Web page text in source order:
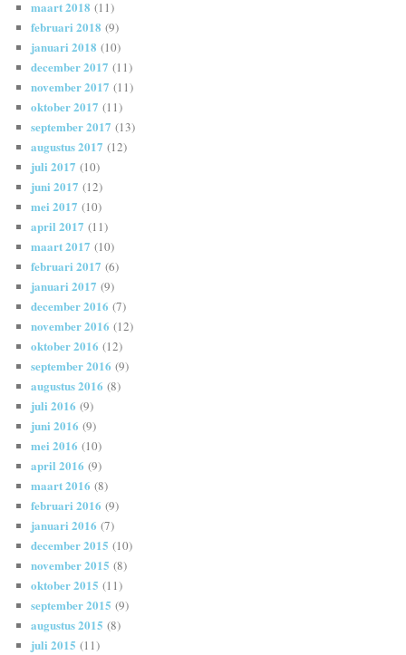
maart 2018 (11)
februari 2018 (9)
januari 2018 (10)
december 2017 (11)
november 2017 (11)
oktober 2017 (11)
september 2017 (13)
augustus 2017 (12)
juli 2017 (10)
juni 2017 (12)
mei 2017 (10)
april 2017 (11)
maart 2017 (10)
februari 2017 (6)
januari 2017 (9)
december 2016 (7)
november 2016 (12)
oktober 2016 (12)
september 2016 (9)
augustus 2016 (8)
juli 2016 (9)
juni 2016 (9)
mei 2016 (10)
april 2016 (9)
maart 2016 (8)
februari 2016 (9)
januari 2016 (7)
december 2015 (10)
november 2015 (8)
oktober 2015 (11)
september 2015 (9)
augustus 2015 (8)
juli 2015 (11)